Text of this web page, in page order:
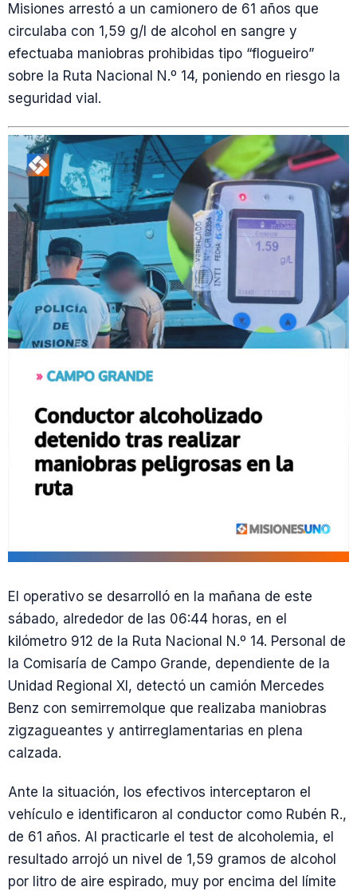
Misiones arrestó a un camionero de 61 años que
circulaba con 1,59 g/l de alcohol en sangre y
efectuaba maniobras prohibidas tipo “flogueiro”
sobre la Ruta Nacional N.º 14, poniendo en riesgo la
seguridad vial.
El operativo se desarrolló en la mañana de este
sábado, alrededor de las 06:44 horas, en el
kilómetro 912 de la Ruta Nacional N.º 14. Personal de
la Comisaría de Campo Grande, dependiente de la
Unidad Regional XI, detectó un camión Mercedes
Benz con semirremolque que realizaba maniobras
zigzagueantes y antirreglamentarias en plena
calzada.
Ante la situación, los efectivos interceptaron el
vehículo e identificaron al conductor como Rubén R.,
de 61 años. Al practicarle el test de alcoholemia, el
resultado arrojó un nivel de 1,59 gramos de alcohol
por litro de aire espirado, muy por encima del límite